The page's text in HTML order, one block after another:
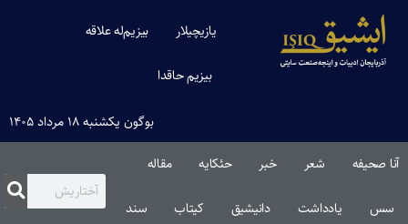
یازیچیلار بیزیم‌له علاقه
بیزیم حاقدا
بوگون یکشنبه ۱۸ مرداد ۱۴۰۵
آنا صحیفه شعر خبر حئکایه مقاله‌
سس یادداشت دانیشیق کیتاب سند